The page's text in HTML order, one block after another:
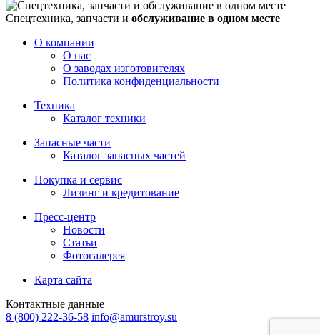
Спецтехника, запчасти и обслуживание в одном месте
О компании
О нас
О заводах изготовителях
Политика конфиденциальности
Техника
Каталог техники
Запасные части
Каталог запасных частей
Покупка и сервис
Лизинг и кредитование
Пресс-центр
Новости
Статьи
Фотогалерея
Карта сайта
Контактные данные
8 (800) 222-36-58 info@amurstroy.su